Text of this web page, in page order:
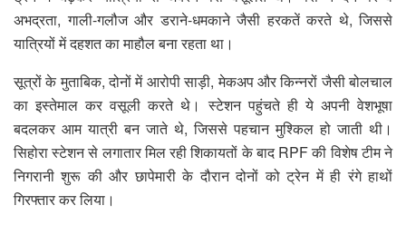
अभद्रता, गाली-गलौज और डराने-धमकाने जैसी हरकतें करते थे, जिससे
यात्रियों में दहशत का माहौल बना रहता था।
सूत्रों के मुताबिक, दोनों में आरोपी साड़ी, मेकअप और किन्नरों जैसी बोलचाल
का इस्तेमाल कर वसूली करते थे। स्टेशन पहुंचते ही ये अपनी वेशभूषा
बदलकर आम यात्री बन जाते थे, जिससे पहचान मुश्किल हो जाती थी।
सिहोरा स्टेशन से लगातार मिल रही शिकायतों के बाद RPF की विशेष टीम ने
निगरानी शुरू की और छापेमारी के दौरान दोनों को ट्रेन में ही रंगे हाथों
गिरफ्तार कर लिया।